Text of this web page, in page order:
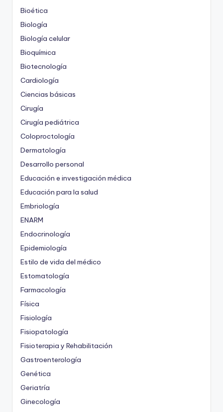
Bioética
Biología
Biología celular
Bioquímica
Biotecnología
Cardiología
Ciencias básicas
Cirugía
Cirugía pediátrica
Coloproctología
Dermatología
Desarrollo personal
Educación e investigación médica
Educación para la salud
Embriología
ENARM
Endocrinología
Epidemiología
Estilo de vida del médico
Estomatología
Farmacología
Física
Fisiología
Fisiopatología
Fisioterapia y Rehabilitación
Gastroenterología
Genética
Geriatría
Ginecología